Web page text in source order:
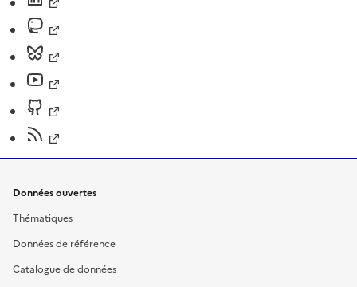
Données ouvertes
Thématiques
Données de référence
Catalogue de données